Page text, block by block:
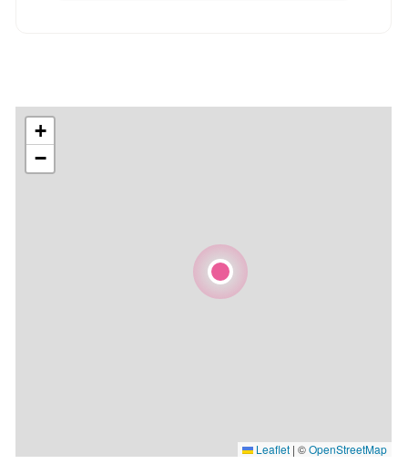
+
−
Leaflet | ©OpenStreetMap